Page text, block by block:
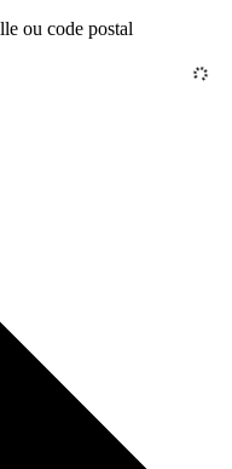
ou code postal